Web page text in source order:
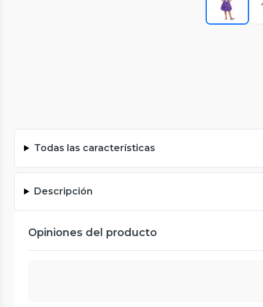
Todas las características
Descripción
Opiniones del producto